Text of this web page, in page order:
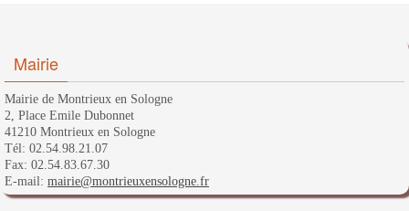
Mairie
Mairie de Montrieux en Sologne
2, Place Emile Dubonnet
41210 Montrieux en Sologne
Tél: 02.54.98.21.07
Fax: 02.54.83.67.30
E-mail: mairie@montrieuxensologne.fr